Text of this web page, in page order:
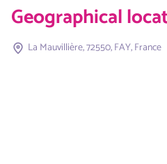
Geographical
La Mauvillière, 72550, FAY, France